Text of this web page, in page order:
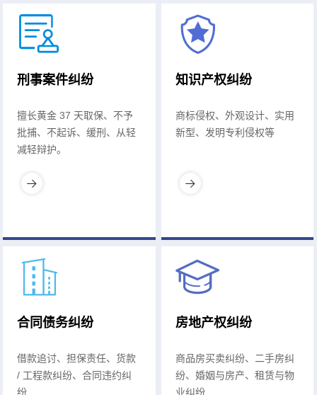
刑事案件纠纷
擅长黄金 37 天取保、不予
批捕、不起诉、缓刑、从轻
减轻辩护。
知识产权纠纷
商标侵权、外观设计、实用
新型、发明专利侵权等
合同债务纠纷
借款追讨、担保责任、货款
/ 工程款纠纷、合同违约纠
纷
房地产权纠纷
商品房买卖纠纷、二手房纠
纷、婚姻与房产、租赁与物
业纠纷